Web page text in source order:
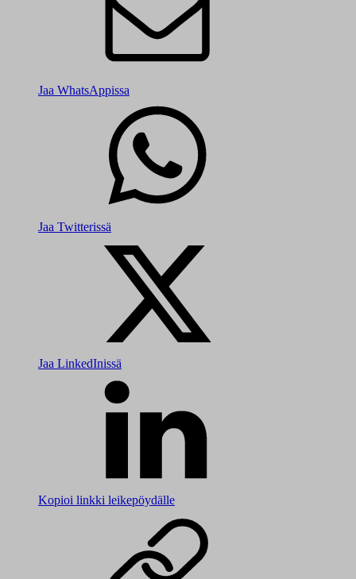
Jaa WhatsAppissa
Jaa Twitterissä
Jaa LinkedInissä
Kopioi linkki leikepöydälle